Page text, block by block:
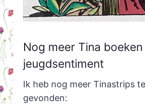
Nog meer Tina boeken
jeugdsentiment
Ik heb nog meer Tinastrips
gevonden: